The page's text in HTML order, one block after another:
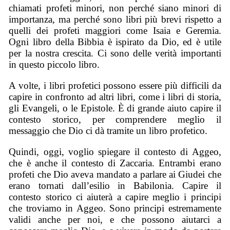
chiamati profeti minori, non perché siano minori di
importanza, ma perché sono libri più brevi rispetto a
quelli dei profeti maggiori come Isaia e Geremia.
Ogni libro della Bibbia è ispirato da Dio, ed è utile
per la nostra crescita. Ci sono delle verità importanti
in questo piccolo libro.
A volte, i libri profetici possono essere più difficili da
capire in confronto ad altri libri, come i libri di storia,
gli Evangeli, o le Epistole. È di grande aiuto capire il
contesto storico, per comprendere meglio il
messaggio che Dio ci dà tramite un libro profetico.
Quindi, oggi, voglio spiegare il contesto di Aggeo,
che è anche il contesto di Zaccaria. Entrambi erano
profeti che Dio aveva mandato a parlare ai Giudei che
erano tornati dall’esilio in Babilonia. Capire il
contesto storico ci aiuterà a capire meglio i principi
che troviamo in Aggeo. Sono principi estremamente
validi anche per noi, e che possono aiutarci a